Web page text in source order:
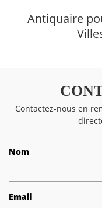
Antiquaire
Contactez-nous en
Nom
Email